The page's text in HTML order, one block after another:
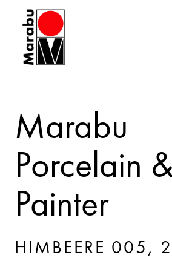
Marabu
Porcelain
Painter
HIMBEERE 005,